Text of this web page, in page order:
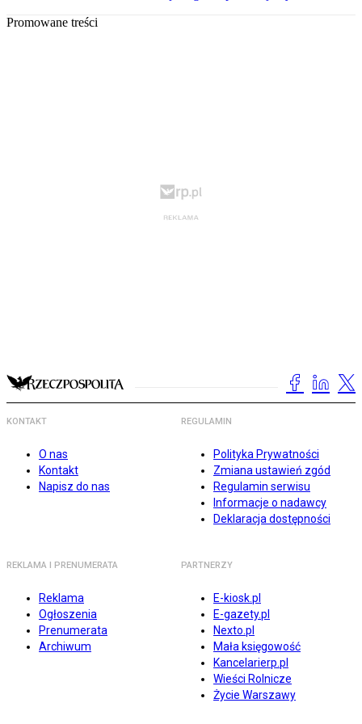
Promowane treści
KONTAKT
O nas
Kontakt
Napisz do nas
REGULAMIN
Polityka Prywatności
Zmiana ustawień zgód
Regulamin serwisu
Informacje o nadawcy
Deklaracja dostępności
REKLAMA I PRENUMERATA
Reklama
Ogłoszenia
Prenumerata
Archiwum
PARTNERZY
E-kiosk.pl
E-gazety.pl
Nexto.pl
Mała księgowość
Kancelarierp.pl
Wieści Rolnicze
Życie Warszawy